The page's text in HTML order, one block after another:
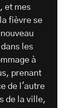
et mes
fièvre se
les
à
prenant
de l'autre
de la ville,